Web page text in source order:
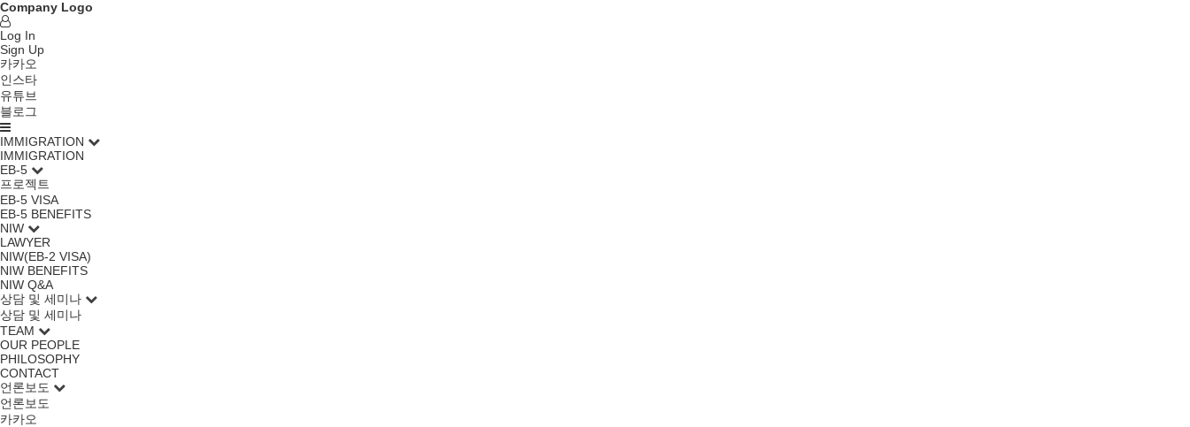
Company Logo
Log In
Sign Up
카카오
인스타
유튜브
블로그
IMMIGRATION
IMMIGRATION
EB-5
프로젝트
EB-5 VISA
EB-5 BENEFITS
NIW
LAWYER
NIW(EB-2 VISA)
NIW BENEFITS
NIW Q&A
상담 및 세미나
상담 및 세미나
TEAM
OUR PEOPLE
PHILOSOPHY
CONTACT
언론보도
언론보도
카카오